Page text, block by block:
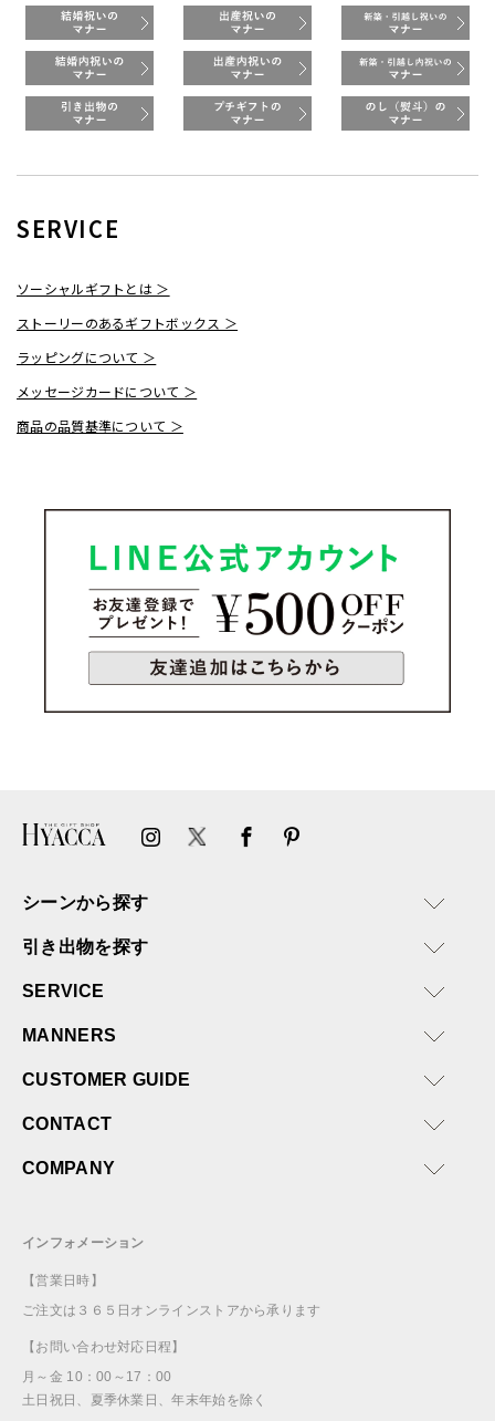
SERVICE
ソーシャルギフトとは ＞
ストーリーのあるギフトボックス ＞
ラッピングについて ＞
メッセージカードについて ＞
商品の品質基準について ＞
シーンから探す
引き出物を探す
SERVICE
MANNERS
CUSTOMER GUIDE
CONTACT
COMPANY
インフォメーション
【営業日時】
ご注文は３６５日オンラインストアから承ります
【お問い合わせ対応日程】
月～金 10：00～17：00
土日祝日、夏季休業日、年末年始を除く